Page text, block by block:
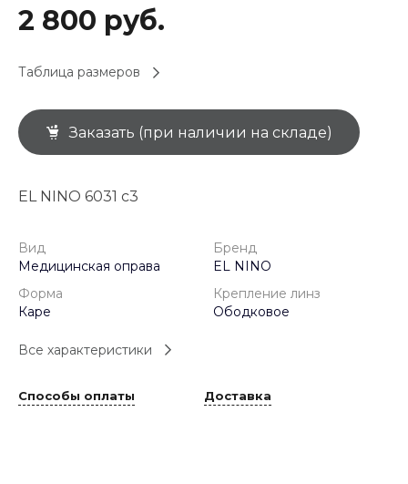
2 800 руб.
Таблица размеров
Заказать (при наличии на складе)
EL NINO 6031 с3
Вид
Медицинская оправа
Бренд
EL NINO
Форма
Каре
Крепление линз
Ободковое
Все характеристики
Способы оплаты Доставка